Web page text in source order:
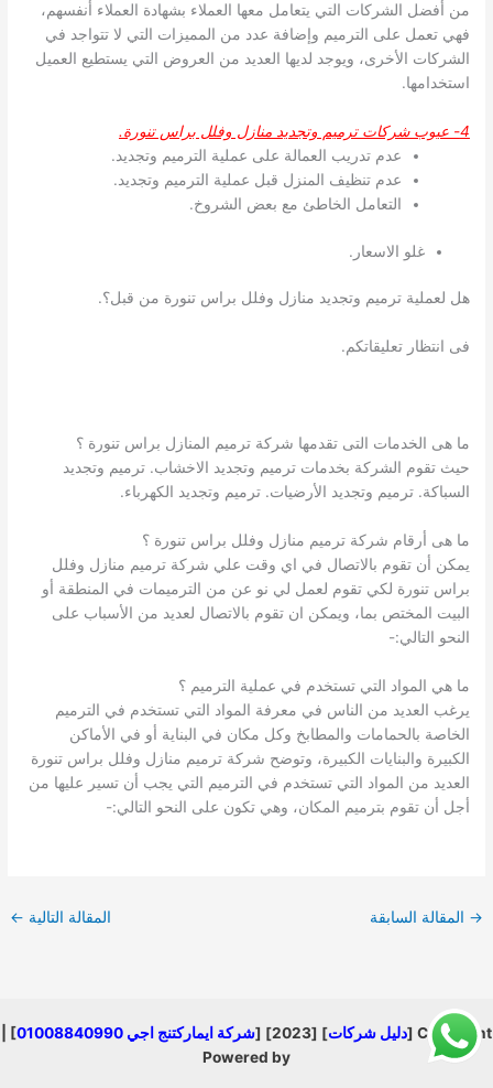
من أفضل الشركات التي يتعامل معها العملاء بشهادة العملاء أنفسهم،
فهي تعمل على الترميم وإضافة عدد من المميزات التي لا تتواجد في
الشركات الأخرى، ويوجد لديها العديد من العروض التي يستطيع العميل
استخدامها.
4- عيوب شركات ترميم وتجديد منازل وفلل براس تنورة.
عدم تدريب العمالة على عملية الترميم وتجديد.
عدم تنظيف المنزل قبل عملية الترميم وتجديد.
التعامل الخاطئ مع بعض الشروخ.
غلو الاسعار.
هل لعملية ترميم وتجديد منازل وفلل براس تنورة من قبل؟.
فى انتظار تعليقاتكم.
ما هى الخدمات التى تقدمها شركة ترميم المنازل براس تنورة ؟
حيث تقوم الشركة بخدمات ترميم وتجديد الاخشاب. ترميم وتجديد
السباكة. ترميم وتجديد الأرضيات. ترميم وتجديد الكهرباء.
ما هى أرقام شركة ترميم منازل وفلل براس تنورة ؟
يمكن أن تقوم بالاتصال في اي وقت علي شركة ترميم منازل وفلل
براس تنورة لكي تقوم لعمل لي نو عن من الترميمات في المنطقة أو
البيت المختص بما، ويمكن ان تقوم بالاتصال لعديد من الأسباب على
النحو التالي:-
ما هي المواد التي تستخدم في عملية الترميم ؟
يرغب العديد من الناس في معرفة المواد التي تستخدم في الترميم
الخاصة بالحمامات والمطابخ وكل مكان في البناية أو في الأماكن
الكبيرة والبنايات الكبيرة، وتوضح شركة ترميم منازل وفلل براس تنورة
العديد من المواد التي تستخدم في الترميم التي يجب أن تسير عليها من
أجل أن تقوم بترميم المكان، وهي تكون على النحو التالي:-
→ المقالة السابقة المقالة التالية ←
Copyright [ دليل شركات] [2023] [ شركة ايماركتنج اجي 01008840990
] |
Powered by